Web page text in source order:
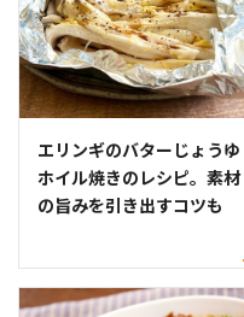
エリンギのバターじょうゆ
ホイル焼きのレシピ。素材
の旨みを引き出すコツも